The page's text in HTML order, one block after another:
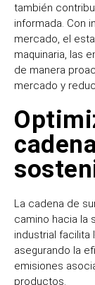
también
informada. Con
mercado, el
maquinaria, las
de manera
mercado y
La cadena de
camino hacia la
industrial facilita
asegurando la
emisiones
productos.